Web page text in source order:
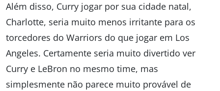
Além disso, Curry jogar por sua cidade natal,
Charlotte, seria muito menos irritante para os
torcedores do Warriors do que jogar em Los
Angeles. Certamente seria muito divertido ver
Curry e LeBron no mesmo time, mas
simplesmente não parece muito provável de